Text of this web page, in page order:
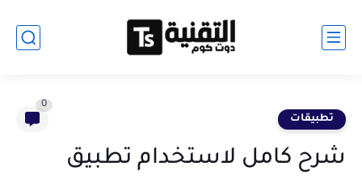
تطبيقات
0
شرح كامل لاستخدام تطبيق